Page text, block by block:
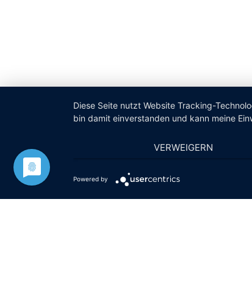
Diese Seite nutzt Website Tracking-
bin damit einverstanden und kann meine
VERWEIGERN
Powered by